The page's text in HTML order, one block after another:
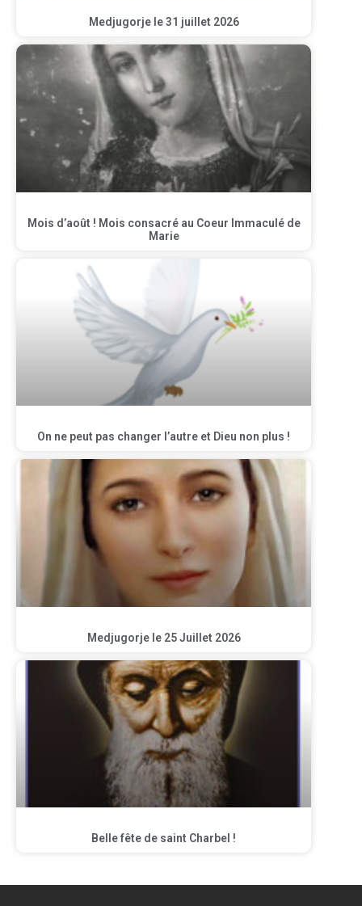
Medjugorje le 31 juillet 2026
Mois d’août ! Mois consacré au Coeur Immaculé de
Marie
On ne peut pas changer l’autre et Dieu non plus !
Medjugorje le 25 Juillet 2026
Belle fête de saint Charbel !